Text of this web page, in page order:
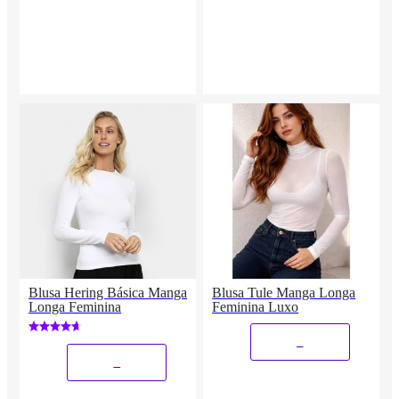
Blusa Hering Básica Manga
Longa Feminina
Blusa Tule Manga Longa
Feminina Luxo